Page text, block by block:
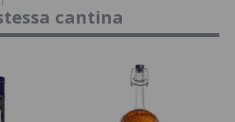
cantina